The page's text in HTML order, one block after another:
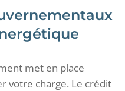
met en place
votre charge. Le crédit